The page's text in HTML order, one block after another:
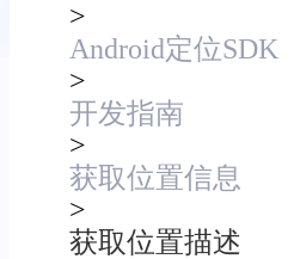
>
Android定位SDK
>
开发指南
>
获取位置信息
>
获取位置描述